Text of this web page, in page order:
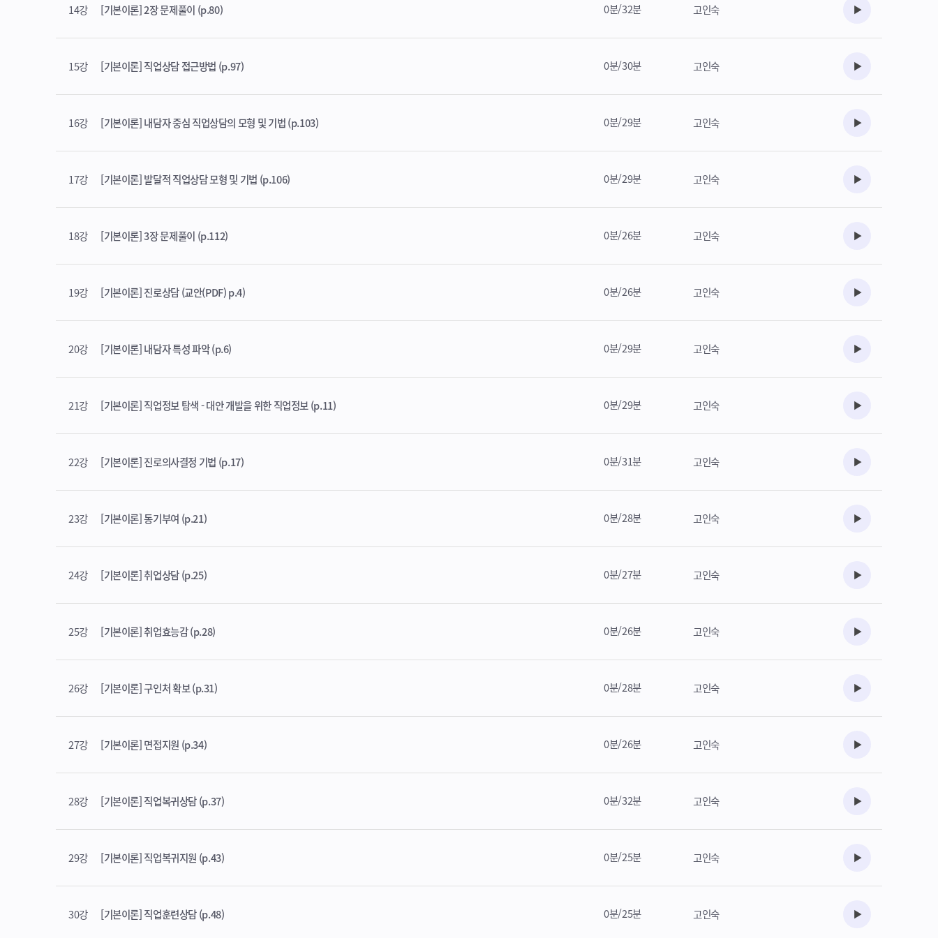
14강 [기본이론] 2장 문제풀이 (p.80) 0분/32분 고인숙 수강준비
15강 [기본이론] 직업상담 접근방법 (p.97) 0분/30분 고인숙 수강준비
16강 [기본이론] 내담자 중심 직업상담의 모형 및 기법 (p.103) 0분/29분 고인숙 수강준비
17강 [기본이론] 발달적 직업상담 모형 및 기법 (p.106) 0분/29분 고인숙 수강준비
18강 [기본이론] 3장 문제풀이 (p.112) 0분/26분 고인숙 수강준비
19강 [기본이론] 진로상담 (교안(PDF) p.4) 0분/26분 고인숙 수강준비
20강 [기본이론] 내담자 특성 파악 (p.6) 0분/29분 고인숙 수강준비
21강 [기본이론] 직업정보 탐색 - 대안 개발을 위한 직업정보 (p.11) 0분/29분 고인숙 수강준비
22강 [기본이론] 진로의사결정 기법 (p.17) 0분/31분 고인숙 수강준비
23강 [기본이론] 동기부여 (p.21) 0분/28분 고인숙 수강준비
24강 [기본이론] 취업상담 (p.25) 0분/27분 고인숙 수강준비
25강 [기본이론] 취업효능감 (p.28) 0분/26분 고인숙 수강준비
26강 [기본이론] 구인처 확보 (p.31) 0분/28분 고인숙 수강준비
27강 [기본이론] 면접지원 (p.34) 0분/26분 고인숙 수강준비
28강 [기본이론] 직업복귀상담 (p.37) 0분/32분 고인숙 수강준비
29강 [기본이론] 직업복귀지원 (p.43) 0분/25분 고인숙 수강준비
30강 [기본이론] 직업훈련상담 (p.48) 0분/25분 고인숙 수강준비